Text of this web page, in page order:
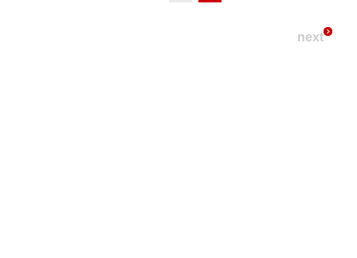
next